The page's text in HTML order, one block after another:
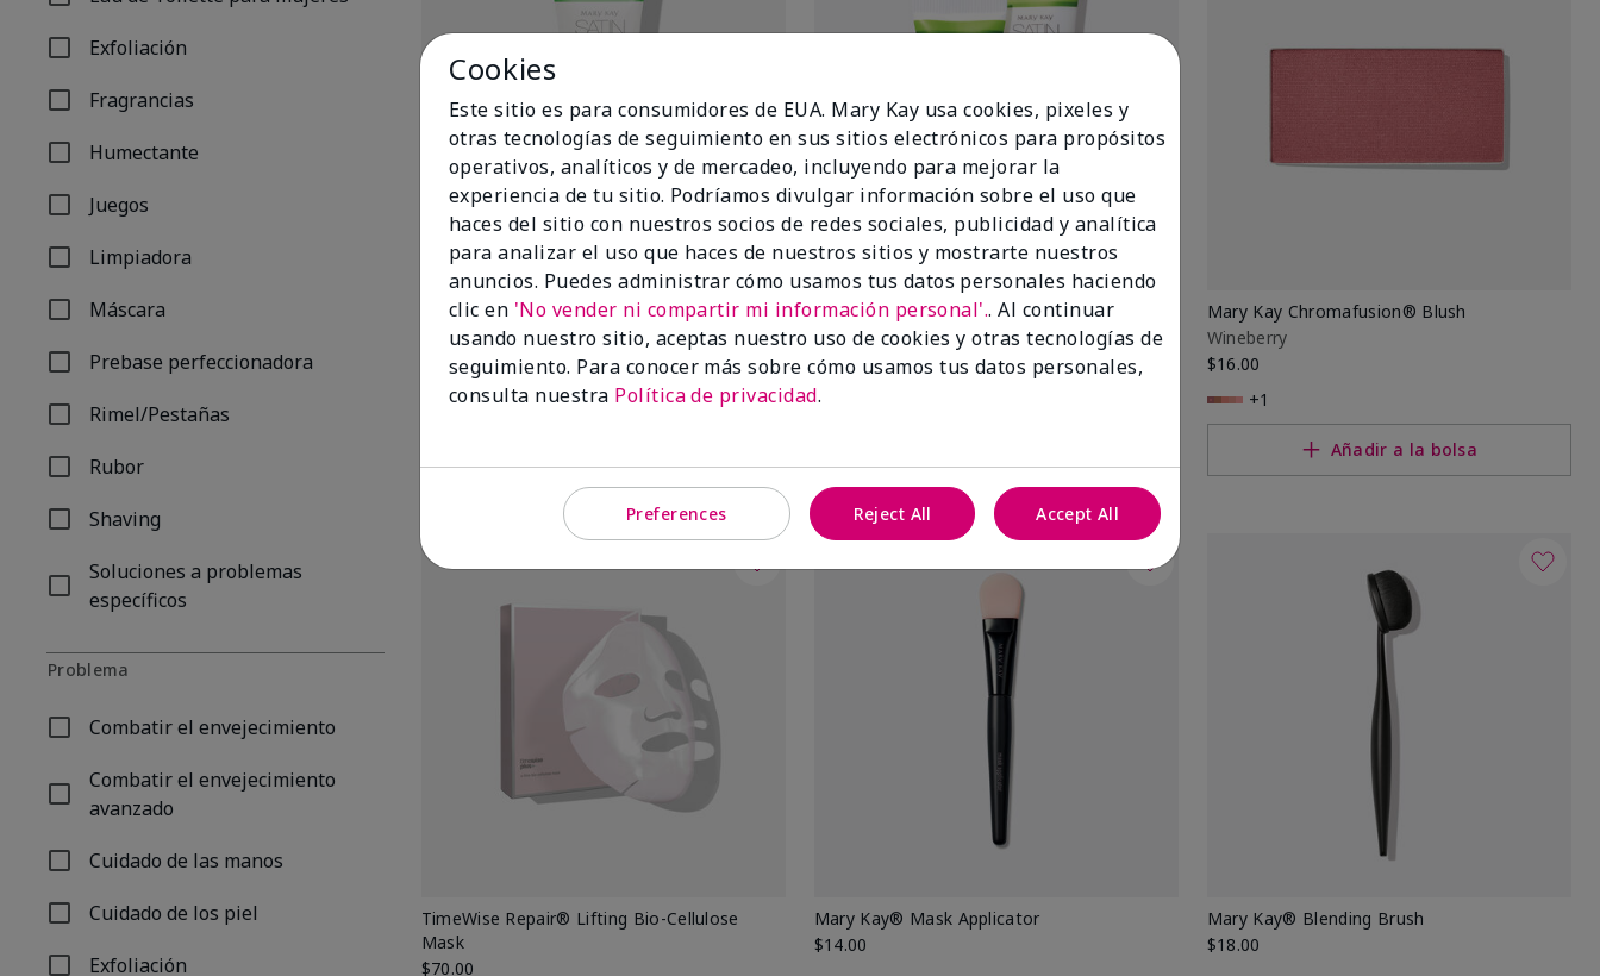
Refinar por Tipo de producto: Eau de Toilette para mujeres
Exfoliación
Refinar por Tipo de producto: Exfoliación
Fragrancias
Refinar por Tipo de producto: Fragrancias
Humectante
Refinar por Tipo de producto: Humectante
Juegos
Refinar por Tipo de producto: Juegos
Limpiadora
Refinar por Tipo de producto: Limpiadora
Máscara
Refinar por Tipo de producto: Máscara
Prebase perfeccionadora
Refinar por Tipo de producto: Prebase perfeccionadora
Rimel/Pestañas
Refinar por Tipo de producto: Rimel/Pestañas
Rubor
Refinar por Tipo de producto: Rubor
Shaving
Refinar por Tipo de producto: Shaving
Soluciones a problemas
específicos
Refinar por Tipo de producto: Soluciones a problemas específicos
Problema
Combatir el envejecimiento
Refinar por Problema: Combatir el envejecimiento
Combatir el envejecimiento
avanzado
Refinar por Problema: Combatir el envejecimiento avanzado
Cuidado de las manos
Refinar por Problema: Cuidado de las manos
Cuidado de los piel
Refinar por Problema: Cuidado de los piel
Exfoliación
White Tea & Citrus Satin Lips® Shea Butter
Balm
White Tea & Citrus
$14.00
White Tea & Citrus Satin Lips® Set
White Tea & Citrus
$26.00
Mary Kay Chromafusion® Blush
Wineberry
$16.00
+1
Añadir a la bolsa
TimeWise Repair® Lifting Bio-Cellulose
Mask
$70.00
Mary Kay® Mask Applicator
$14.00
Mary Kay® Blending Brush
$18.00
Cookies
Este sitio es para consumidores de EUA. Mary Kay usa cookies, pixeles y
otras tecnologías de seguimiento en sus sitios electrónicos para propósitos
operativos, analíticos y de mercadeo, incluyendo para mejorar la
experiencia de tu sitio. Podríamos divulgar información sobre el uso que
haces del sitio con nuestros socios de redes sociales, publicidad y analítica
para analizar el uso que haces de nuestros sitios y mostrarte nuestros
anuncios. Puedes administrar cómo usamos tus datos personales haciendo
clic en 'No vender ni compartir mi información personal'.. Al continuar
usando nuestro sitio, aceptas nuestro uso de cookies y otras tecnologías de
seguimiento. Para conocer más sobre cómo usamos tus datos personales,
consulta nuestra Política de privacidad.
Preferences Reject All Accept All